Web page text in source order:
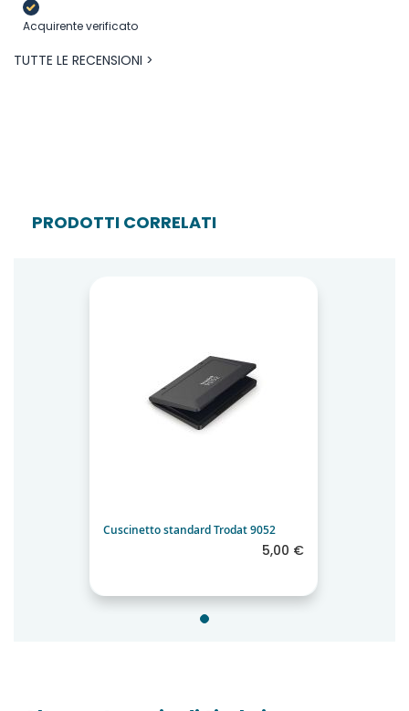
Acquirente verificato
TUTTE LE RECENSIONI >
PRODOTTI CORRELATI
Cuscinetto standard Trodat 9052
5,00 €